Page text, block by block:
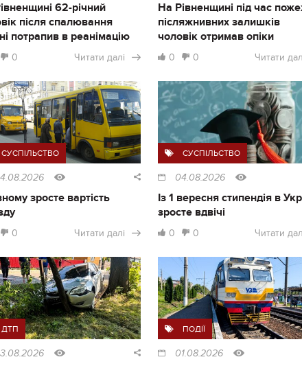
62-річний
після спалювання
потрапив в реанімацію
0 Читати далі
На Рівненщині під час
післяжнивних залишків
чоловік отримав опіки
0 0 Читати
СУСПІЛЬСТВО
зросте вартість
0 Читати далі
СУСПІЛЬСТВО
04.08.2026
Із 1 вересня стипендія в
зросте вдвічі
0 0 Читати
ДТП ПОДІЇ
01.08.2026